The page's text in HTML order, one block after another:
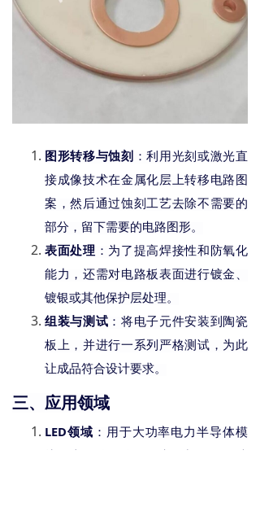
图形转移与蚀刻 ：利用光刻或激光直
接成像技术在金属化层上转移电路图
案，然后通过蚀刻工艺去除不需要的
部分，留下需要的电路图形。
表面处理 ：为了提高焊接性和防氧化
能力，还需对电路板表面进行镀金、
镀银或其他保护层处理。
组装与测试 ：将电子元件安装到陶瓷
板上，并进行一系列严格测试， 为此
让成品符合设计要求。
三、应用领域
LED领域 ：用于大功率电力半导体模